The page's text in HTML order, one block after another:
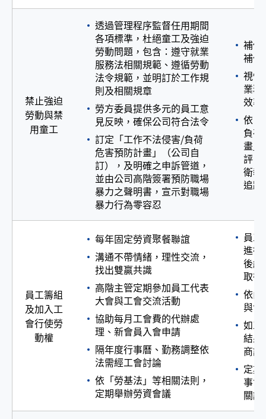
禁止強迫
勞動與禁
用童工
透過管理程序監督任用期間
各項標準，杜絕童工及強迫
勞動問題，包含：遵守就業
服務法相關規範、遵循勞動
法令規範，並明訂於工作規
則及相關規章
勞方委員提供多元的員工意
見反映，確保公司符合法令
訂定「工作不法侵害/負荷
危害預防計畫」（公司自
訂），及明確之申訴管道，
並由公司高階簽署預防職場
暴力之聲明書，宣示對職場
暴力行為零容忍
補償
補休
視情
業務
效率
依「
負荷
畫」
評
衛教
追蹤
員工籌組
及加入工
會行使勞
動權
每年固定勞資聚餐聯誼
溝通不帶情緒，理性交流，
找出雙贏共識
高階主管定期參加員工代表
大會與工會交流活動
協助每月工會費的代辦處
理、新會員入會申請
隔年度行事曆、勤務調整依
法需經工會討論
依「勞基法」等相關法則，
定期舉辦勞資會議
員
進行
後續
取得
依內
與協
如工
結果
商談
定期
事會
關議